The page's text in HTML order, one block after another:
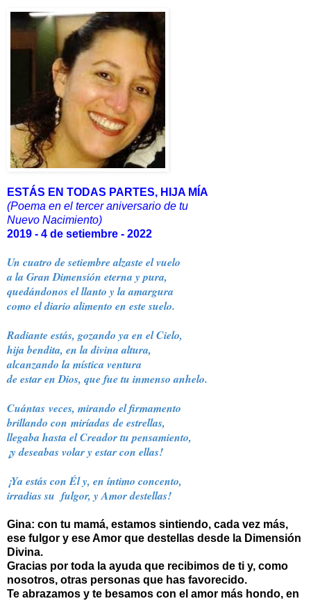
ESTÁS EN TODAS PARTES, HIJA MÍA
(Poema en el tercer aniversario de tu
Nuevo Nacimiento)
2019 - 4 de setiembre - 2022
Un cuatro de setiembre alzaste el vuelo
a la Gran Dimensión eterna y pura,
quedándonos el llanto y la amargura
como el diario alimento en este suelo.
Radiante estás, gozando ya en el Cielo,
hija bendita, en la divina altura,
alcanzando la mística ventura
de estar en Dios, que fue tu inmenso anhelo.
Cuántas veces, mirando el firmamento
brillando con miríadas de estrellas,
llegaba hasta el Creador tu pensamiento,
¡y deseabas volar y estar con ellas!
¡Ya estás con Él y, en íntimo concento,
irradias su fulgor, y Amor destellas!
Gina: con tu mamá, estamos sintiendo, cada vez más,
ese fulgor y ese Amor que destellas desde la Dimensión
Divina.
Gracias por toda la ayuda que recibimos de ti y, como
nosotros, otras personas que has favorecido.
Te abrazamos y te besamos con el amor más hondo, en